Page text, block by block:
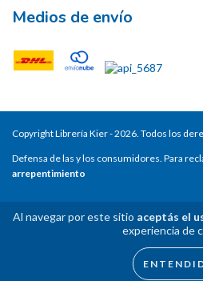
Al navegar por este sitio aceptás el
experiencia de
Medios de envío
Copyright Librería Kier - 2026. Todos los
Defensa de las y los consumidores. Para
arrepentimiento